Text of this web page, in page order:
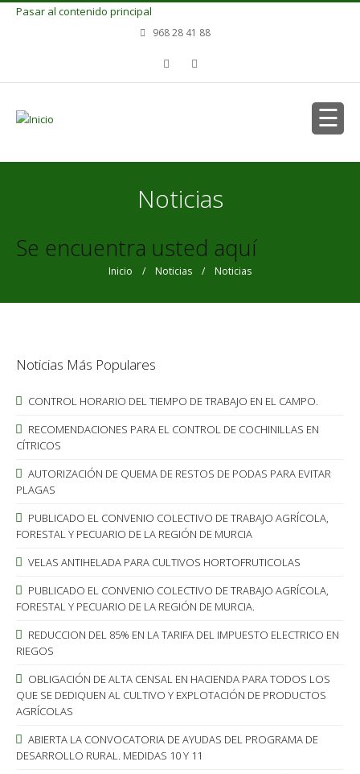
Pasar al contenido principal
968 28 41 88
Noticias
Se encuentra usted aquí
Inicio / Noticias / Noticias
Noticias Más Populares
CONTROL HORARIO DEL TIEMPO DE TRABAJO EN EL CAMPO.
RECOMENDACIONES PARA EL CONTROL DE COCHINILLAS EN
CÍTRICOS
AUTORIZACIÓN DE QUEMA DE RESTOS DE PODAS PARA EVITAR
PLAGAS
PUBLICADO EL CONVENIO COLECTIVO DE TRABAJO AGRÍCOLA,
FORESTAL Y PECUARIO DE LA REGIÓN DE MURCIA
VELAS ANTIHELADA PARA CULTIVOS HORTOFRUTICOLAS
PUBLICADO EL CONVENIO COLECTIVO DE TRABAJO AGRÍCOLA,
FORESTAL Y PECUARIO DE LA REGIÓN DE MURCIA.
REDUCCION DEL 85% EN LA TARIFA DEL IMPUESTO ELECTRICO EN
RIEGOS
OBLIGACIÓN DE ALTA CENSAL EN HACIENDA PARA TODOS LOS
QUE SE DEDIQUEN AL CULTIVO Y EXPLOTACIÓN DE PRODUCTOS
AGRÍCOLAS
ABIERTA LA CONVOCATORIA DE AYUDAS DEL PROGRAMA DE
DESARROLLO RURAL. MEDIDAS 10 Y 11